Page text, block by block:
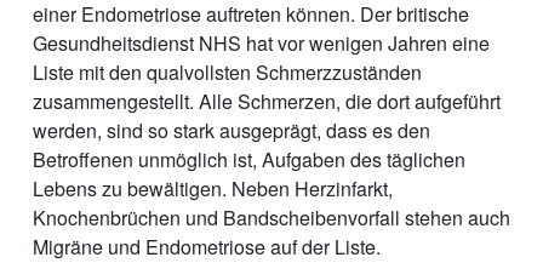
einer Endometriose auftreten können. Der britische
Gesundheitsdienst NHS hat vor wenigen Jahren eine
Liste mit den qualvollsten Schmerzzuständen
zusammengestellt. Alle Schmerzen, die dort aufgeführt
werden, sind so stark ausgeprägt, dass es den
Betroffenen unmöglich ist, Aufgaben des täglichen
Lebens zu bewältigen. Neben Herzinfarkt,
Knochenbrüchen und Bandscheibenvorfall stehen auch
Migräne und Endometriose auf der Liste.